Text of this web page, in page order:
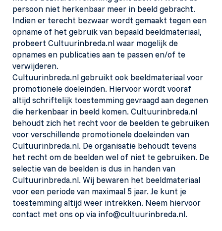
persoon niet herkenbaar meer in beeld gebracht.
Indien er terecht bezwaar wordt gemaakt tegen een
opname of het gebruik van bepaald beeldmateriaal,
probeert Cultuurinbreda.nl waar mogelijk de
opnames en publicaties aan te passen en/of te
verwijderen.
Cultuurinbreda.nl gebruikt ook beeldmateriaal voor
promotionele doeleinden. Hiervoor wordt vooraf
altijd schriftelijk toestemming gevraagd aan degenen
die herkenbaar in beeld komen. Cultuurinbreda.nl
behoudt zich het recht voor de beelden te gebruiken
voor verschillende promotionele doeleinden van
Cultuurinbreda.nl. De organisatie behoudt tevens
het recht om de beelden wel of niet te gebruiken. De
selectie van de beelden is dus in handen van
Cultuurinbreda.nl. Wij bewaren het beeldmateriaal
voor een periode van maximaal 5 jaar. Je kunt je
toestemming altijd weer intrekken. Neem hiervoor
contact met ons op via info@cultuurinbreda.nl.